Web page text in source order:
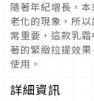
隨著年紀增長，
老化的現象，所
常重要，這款乳
著的緊緻拉提效
使用。
詳細資訊